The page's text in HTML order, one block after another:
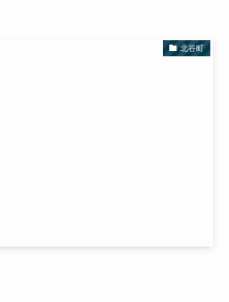
北谷町